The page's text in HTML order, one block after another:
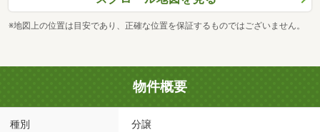
※地図上の位置は目安であり、正確な位置を保証するものではございません。
物件概要
種別 分譲